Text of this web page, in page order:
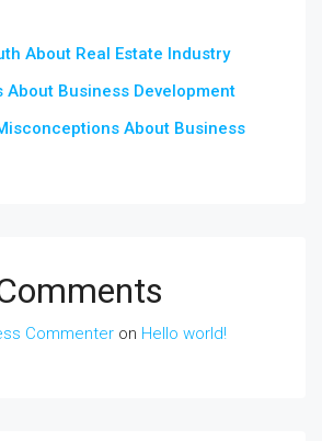
About Real Estate Industry
About Business Development
About Business
Commenter on Hello world!